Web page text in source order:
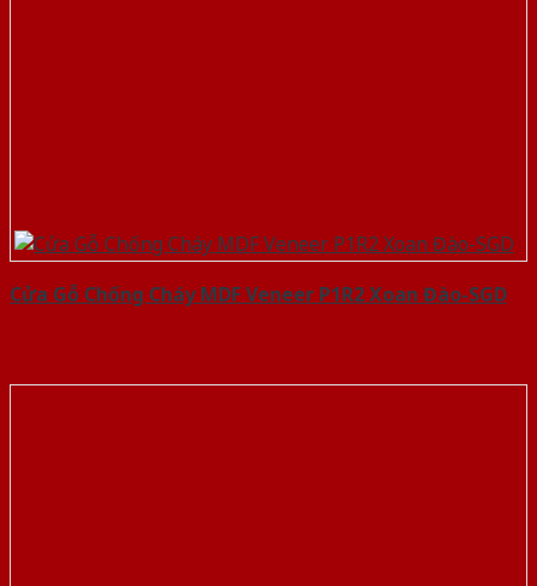
Cửa Gỗ Chống Cháy MDF Veneer P1R2 Xoan Đào-SGD